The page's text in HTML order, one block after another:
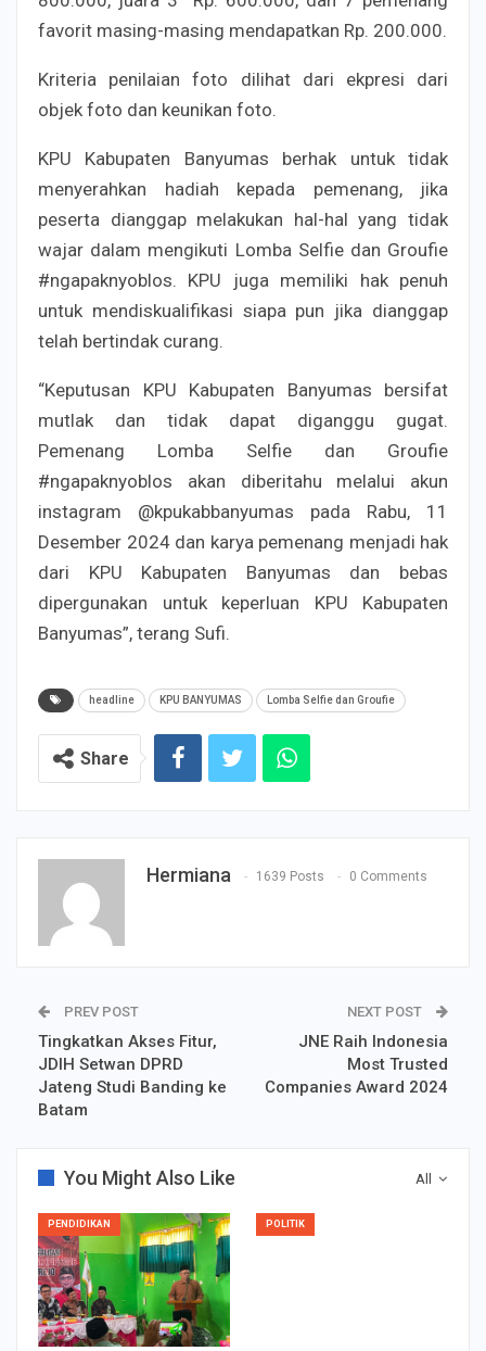
favorit masing-masing mendapatkan Rp. 200.000.
Kriteria penilaian foto dilihat dari ekpresi dari
objek foto dan keunikan foto.
KPU Kabupaten Banyumas berhak untuk tidak
menyerahkan hadiah kepada pemenang, jika
peserta dianggap melakukan hal-hal yang tidak
wajar dalam mengikuti Lomba Selfie dan Groufie
#ngapaknyoblos. KPU juga memiliki hak penuh
untuk mendiskualifikasi siapa pun jika dianggap
telah bertindak curang.
“Keputusan KPU Kabupaten Banyumas bersifat
mutlak dan tidak dapat diganggu gugat.
Pemenang Lomba Selfie dan Groufie
#ngapaknyoblos akan diberitahu melalui akun
instagram @kpukabbanyumas pada Rabu, 11
Desember 2024 dan karya pemenang menjadi hak
dari KPU Kabupaten Banyumas dan bebas
dipergunakan untuk keperluan KPU Kabupaten
Banyumas”, terang Sufi.
headline KPU BANYUMAS Lomba Selfie dan Groufie
Share
Hermiana 1639 Posts 0 Comments
PREV POST
Tingkatkan Akses Fitur,
JDIH Setwan DPRD
Jateng Studi Banding ke
Batam
NEXT POST
JNE Raih Indonesia
Most Trusted
Companies Award 2024
All
You Might Also Like
PENDIDIKAN POLITIK